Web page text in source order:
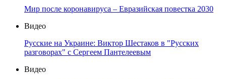
Мир после коронавируса – Евразийская повестка 2030
Видео
Русские на Украине: Виктор Шестаков в "Русских
разговорах" с Сергеем Пантелеевым
Видео